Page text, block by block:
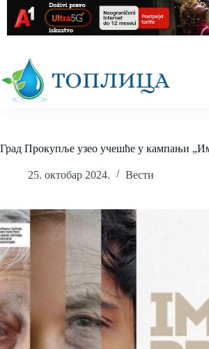
content
Град Прокупље узео учешће у кампањи
25. октобар 2024. Вести